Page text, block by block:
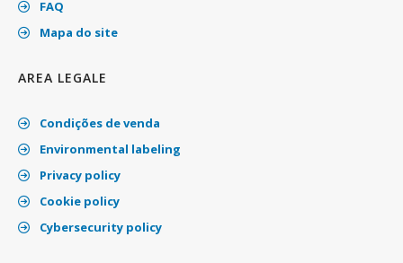
FAQ
Mapa do site
AREA LEGALE
Condições de venda
Environmental labeling
Privacy policy
Cookie policy
Cybersecurity policy